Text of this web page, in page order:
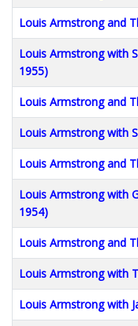
Louis Armstrong and
Louis Armstrong with
1955)
Louis Armstrong and
Louis Armstrong with
Louis Armstrong and
Louis Armstrong with
1954)
Louis Armstrong and
Louis Armstrong with
Louis Armstrong with